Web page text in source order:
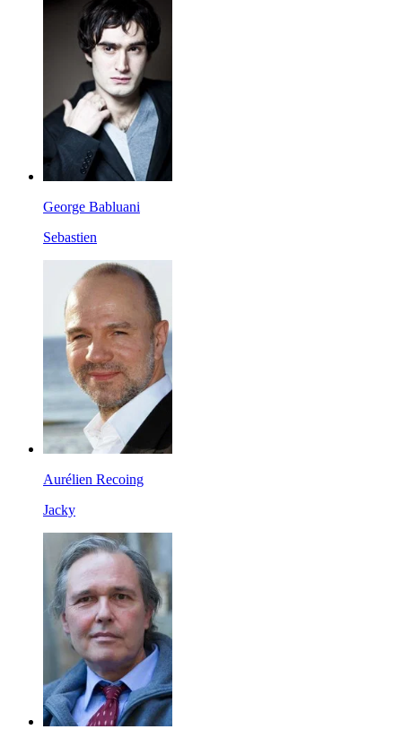
George Babluani
Sebastien
Aurélien Recoing
Jacky